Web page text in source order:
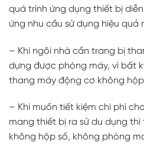
quá trình ứng dụng thiết bị
ứng nhu cầu sử dụng hiệu quả
– Khi ngôi nhà cần trang bị
dựng được phòng máy, vì bất
thang máy động cơ không
– Khi muốn tiết kiệm chi phí
mang thiết bị ra sử du dụng
không hộp số, không phòng